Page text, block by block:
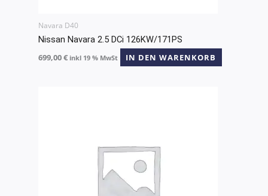
Navara D40
Nissan Navara 2.5 DCi 126KW/171PS
699,00€ inkl 19 % MwSt IN DEN WARENKORB